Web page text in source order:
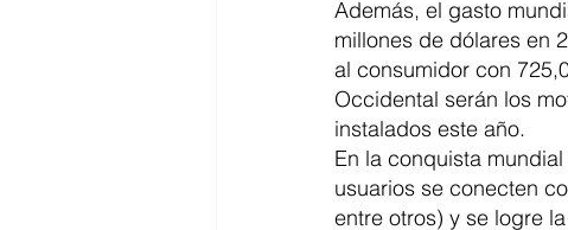
Además, el gasto
millones de dólares en
al consumidor con
Occidental serán los
instalados este año.
En la conquista
usuarios se conecten
entre otros) y se logre